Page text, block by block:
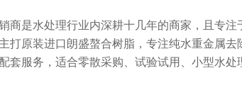
商是水处理行业内深耕十几年的商家，且专
打原装进口朗盛螯合树脂，专注纯水重金属
套服务，适合零散采购、试验试用、小型水处